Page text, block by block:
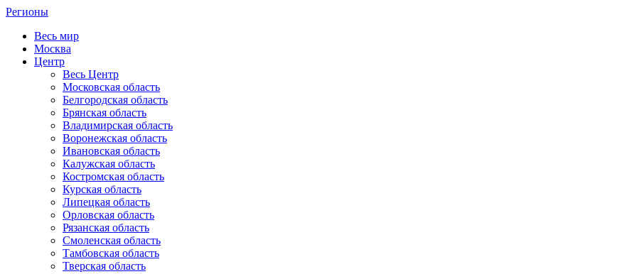
Регионы
Весь мир
Москва
Центр
Весь Центр
Московская область
Белгородская область
Брянская область
Владимирская область
Воронежская область
Ивановская область
Калужская область
Костромская область
Курская область
Липецкая область
Орловская область
Рязанская область
Смоленская область
Тамбовская область
Тверская область